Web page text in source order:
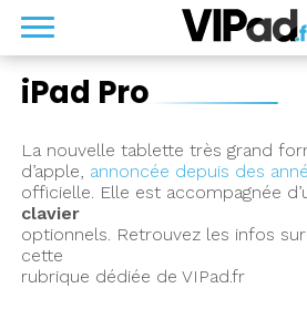
iPad Pro
La nouvelle tablette très grand
d’apple, annoncée depuis des
officielle. Elle est accompagnée
clavier
optionnels. Retrouvez les infos sur
cette
rubrique dédiée de VIPad.fr